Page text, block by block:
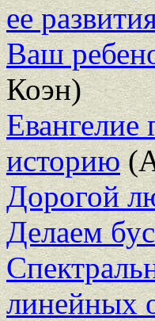
ее
Ваш
Коэн)
Евангелие
историю
Дорогой
Делаем
линейных